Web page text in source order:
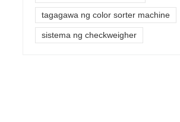
tagagawa ng color sorter machine
sistema ng checkweigher